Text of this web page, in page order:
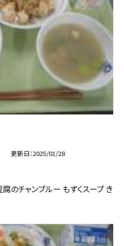
更新日 2025/01/28
のチャンプルー もずくスープ き